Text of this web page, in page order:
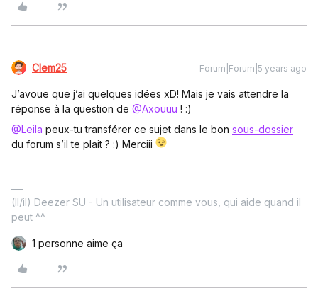
Clem25 Forum|Forum|5 years ago
J’avoue que j’ai quelques idées xD! Mais je vais attendre la
réponse à la question de @Axouuu ! :)
@Leila peux-tu transférer ce sujet dans le bon sous-dossier
du forum s’il te plait ? :) Merciii
(Il/il) Deezer SU - Un utilisateur comme vous, qui aide quand il
peut ^^
1 personne aime ça